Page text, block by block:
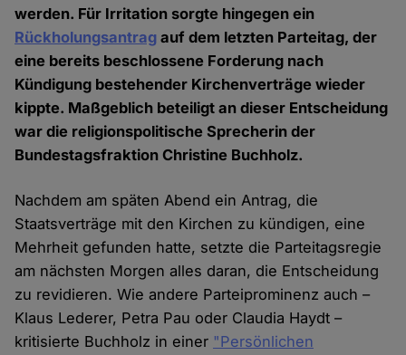
werden. Für Irritation sorgte hingegen ein
Rückholungsantrag auf dem letzten Parteitag, der
eine bereits beschlossene Forderung nach
Kündigung bestehender Kirchenverträge wieder
kippte. Maßgeblich beteiligt an dieser Entscheidung
war die religionspolitische Sprecherin der
Bundestagsfraktion Christine Buchholz.
Nachdem am späten Abend ein Antrag, die
Staatsverträge mit den Kirchen zu kündigen, eine
Mehrheit gefunden hatte, setzte die Parteitagsregie
am nächsten Morgen alles daran, die Entscheidung
zu revidieren. Wie andere Parteiprominenz auch –
Klaus Lederer, Petra Pau oder Claudia Haydt –
kritisierte Buchholz in einer "Persönlichen